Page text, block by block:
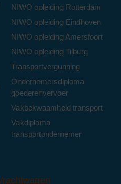
NIWO opleiding Rotterdam
NIWO opleiding Eindhoven
NIWO opleiding Amersfoort
NIWO opleiding Tilburg
Transportvergunning
Ondernemersdiploma
goederenvervoer
Vakbekwaamheid transport
Vakdiploma
transportondernemer